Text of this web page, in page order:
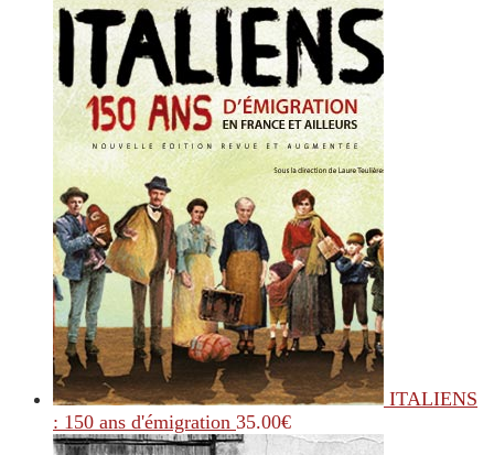
ITALIENS
: 150 ans d'émigration 35.00€